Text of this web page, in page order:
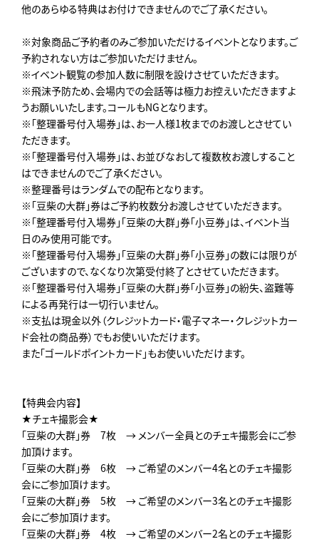
他のあらゆる特典はお付けできませんのでご了承ください。
※対象商品ご予約者のみご参加いただけるイベントとなります。ご
予約されない方はご参加いただけません。
※イベント観覧の参加人数に制限を設けさせていただきます。
※飛沫予防ため、会場内での会話等は極力お控えいただきますよ
うお願いいたします。コールもNGとなります。
※「整理番号付入場券」は、お一人様1枚までのお渡しとさせてい
ただきます。
※「整理番号付入場券」は、お並びなおして複数枚お渡しすること
はできませんのでご了承ください。
※整理番号はランダムでの配布となります。
※「豆柴の大群」券はご予約枚数分お渡しさせていただきます。
※「整理番号付入場券」「豆柴の大群」券「小豆券」は、イベント当
日のみ使用可能です。
※「整理番号付入場券」「豆柴の大群」券「小豆券」の数には限りが
ございますので、なくなり次第受付終了とさせていただきます。
※「整理番号付入場券」「豆柴の大群」券「小豆券」の紛失、盗難等
による再発行は一切行いません。
※支払は現金以外（クレジットカード・電子マネー・クレジットカー
ド会社の商品券）でもお使いいただけます。
また「ゴールドポイントカード」もお使いいただけます。
【特典会内容】
★チェキ撮影会★
「豆柴の大群」券 7枚 → メンバー全員とのチェキ撮影会にご参
加頂けます。
「豆柴の大群」券 6枚 → ご希望のメンバー4名とのチェキ撮影
会にご参加頂けます。
「豆柴の大群」券 5枚 → ご希望のメンバー3名とのチェキ撮影
会にご参加頂けます。
「豆柴の大群」券 4枚 → ご希望のメンバー2名とのチェキ撮影